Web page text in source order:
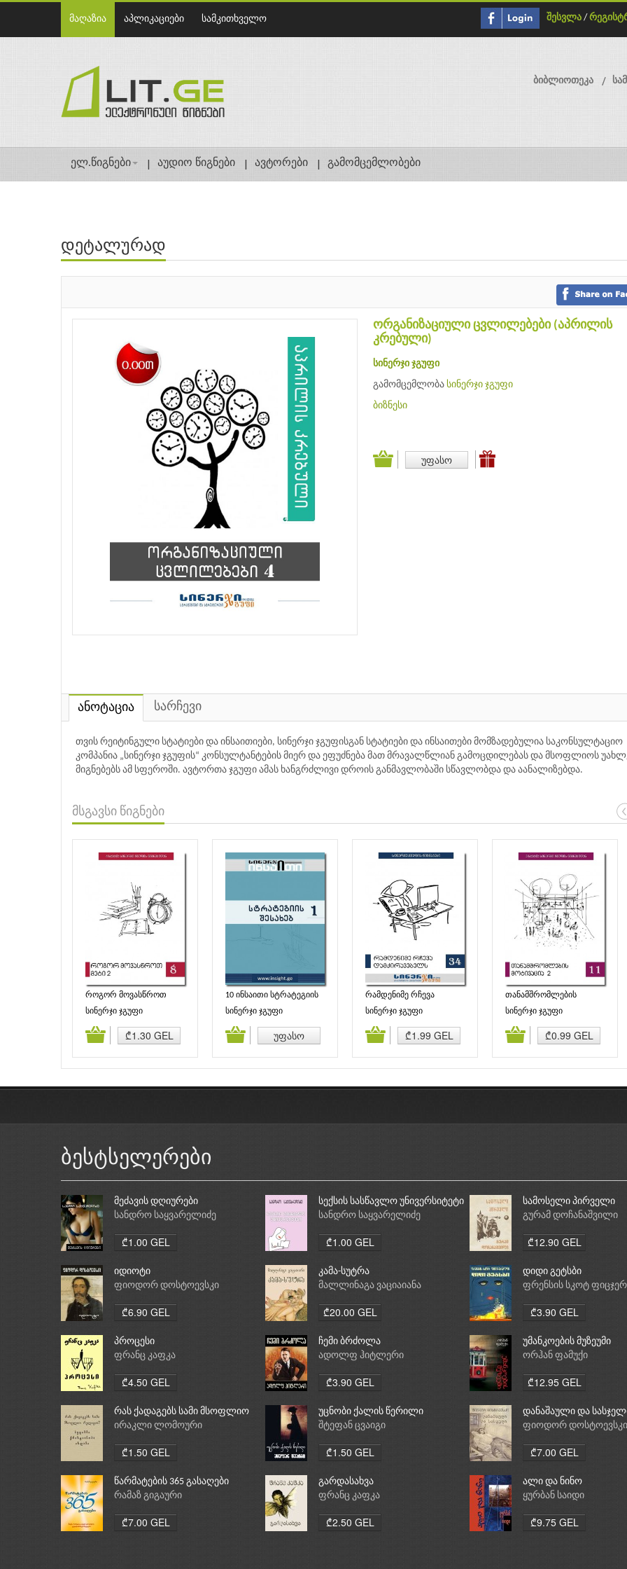
მაღაზია აპლიკაციები სამკითხველო შესვლა /
ბიბლიოთეკა
ელ.წიგნები აუდიო წიგნები ავტორები გამომცემლობები
დეტალურად
ორგანიზაციული ცვლილებები (აპრილის
კრებული)
სინერჯი ჯგუფი
გამომცემლობა სინერჯი ჯგუფი
ბიზნესი
უფასო
ანოტაცია სარჩევი
თვის რეიტინგული სტატიები და ინსაითიები, სინერჯი ჯგუფისგან სტატიები და ინსაითები მომზადებულია საკონსულტაციო
კომპანია „სინერჯი ჯგუფის“ კონსულტანტების მიერ და ეფუძნება მათ მრავალწლიან გამოცდილებას და მსოფლიოს
მიგნებებს ამ სფეროში. ავტორთა ჯგუფი ამას ხანგრძლივი დროის განმავლობაში სწავლობდა და აანალიზებდა.
მსგავსი წიგნები
როგორ მოვასწროთ
მეტი 2
სინერჯი ჯგუფი
₾1.30 GEL
10 ინსაითი სტრატეგიის
შესახებ 1
სინერჯი ჯგუფი
უფასო
რამდენიმე რჩევა
დამქირავებელს
სინერჯი ჯგუფი
₾1.99 GEL
თანამშრომლების
მოტივაცია 2
სინერჯი ჯგუფი
₾0.99 GEL
კალათაში დამატება კალათაში დამატება კალათაში დამატება კალათაში დამატება
ბესტსელერები
მეძავის დღიურები
სანდრო საყვარელიძე
₾1.00 GEL
სექსის სასწავლო უნივერსიტეტი
სანდრო საყვარელიძე
₾1.00 GEL
სამოსელი პირველი
გურამ დოჩანაშვილი
₾12.90 GEL
იდიოტი
ფიოდორ დოსტოევსკი
₾6.90 GEL
კამა-სუტრა
მალლინაგა ვაციაიანა
₾20.00 GEL
დიდი გეტსბი
ფრენსის სკოტ
₾3.90 GEL
პროცესი
ფრანც კაფკა
₾4.50 GEL
ჩემი ბრძოლა
ადოლფ ჰიტლერი
₾3.90 GEL
უმანკოების მუზეუმი
ორჰან ფამუქი
₾12.95 GEL
რას ქადაგებს სამი მსოფლიო
რელიგია: ბუდიზმი,
ირაკლი ლომოური
₾1.50 GEL
უცნობი ქალის წერილი
შტეფან ცვაიგი
₾1.50 GEL
დანაშაული და
ფიოდორ დოსტოევსკი
₾7.00 GEL
წარმატების 365 გასაღები
რამაზ გიგაური
₾7.00 GEL
გარდასახვა
ფრანც კაფკა
₾2.50 GEL
ალი და ნინო
ყურბან საიდი
₾9.75 GEL